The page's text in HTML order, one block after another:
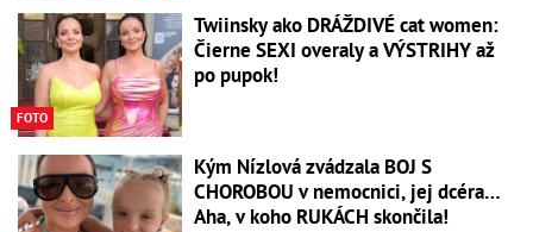
FOTO
Twiinsky ako DRÁŽDIVÉ cat women:
Čierne SEXI overaly a VÝSTRIHY až
po pupok!
Kým Nízlová zvádzala BOJ S
CHOROBOU v nemocnici, jej dcéra…
Aha, v koho RUKÁCH skončila!